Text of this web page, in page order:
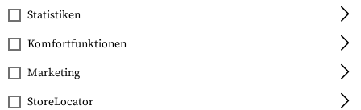
FILTER
Keine Produkte gefunden.
Statistiken
Komfortfunktionen
Marketing
StoreLocator